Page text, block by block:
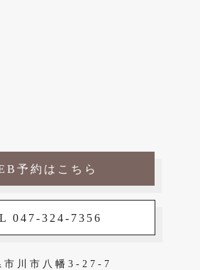
予約はこちら
047-324-7356
市川市八幡3-27-7